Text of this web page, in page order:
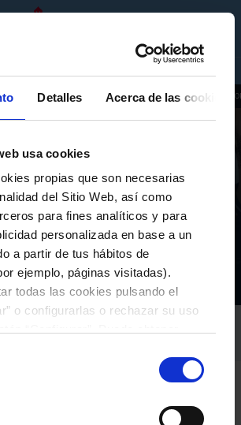
Detalles Acerca de las cookies
usa cookies
propias que son necesarias
del Sitio Web, así como
para fines analíticos y para
personalizada en base a un
a partir de tus hábitos de
ejemplo, páginas visitadas).
todas las cookies pulsando el
o configurarlas o rechazar su uso
HISTORIA PATROCINADORES IMAGEN
LA COLECCIÓN OFICIAL
LA TEMPORADA 2026/27
Actualidad